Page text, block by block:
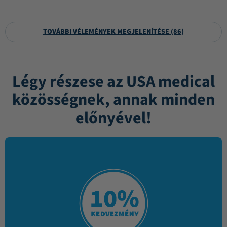
TOVÁBBI VÉLEMÉNYEK MEGJELENÍTÉSE (86)
Légy részese az USA medical
közösségnek, annak minden
előnyével!